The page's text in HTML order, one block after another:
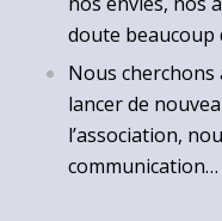
doute beaucoup
Nous cherchons
lancer de
l’association,
communication…